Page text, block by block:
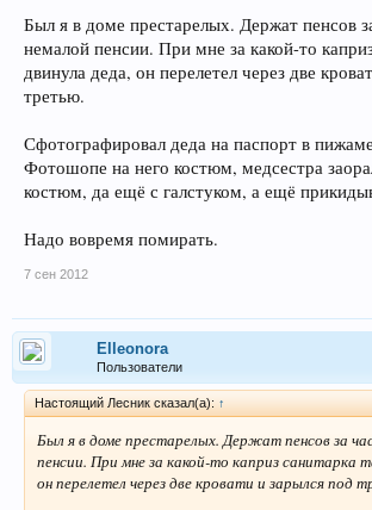
Был я в доме престарелых. Держат пенсов
немалой пенсии. При мне за какой-то
двинула деда, он перелетел через две
третью.
Сфотографировал деда на паспорт в
Фотошопе на него костюм, медсестра
костюм, да ещё с галстуком, а ещё
Надо вовремя помирать.
7 сен 2012
Elleonora
Пользователи
Настоящий Лесник сказал(а): ↑
Был я в доме престарелых. Держат пенсов за
пенсии. При мне за какой-то каприз санитарка
он перелетел через две кровати и зарылся под